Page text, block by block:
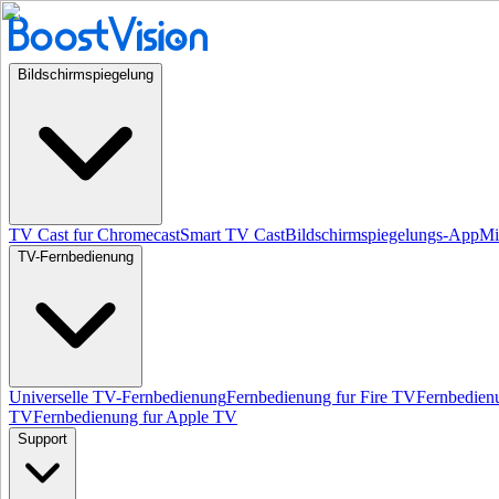
Bildschirmspiegelung
TV Cast fur ChromecastSmart TV CastBildschirmspiegelungs-App
TV-Fernbedienung
Universelle TV-FernbedienungFernbedienung fur Fire TV
TVFernbedienung fur Apple TV
Support